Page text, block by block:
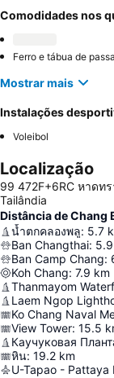
Comodidades nos
Ferro e tábua de
Mostrar mais
Instalações
Voleibol
Localização
99 472F+6RC หาดท
Tailândia
Distância de Chang
น้ำตกคลองพลู: 5.7
Ban Changthai: 5.9
Ban Camp Chang:
Koh Chang: 7.9 km
Thanmayom
Laem Ngop
Ko Chang Naval
View Tower: 15.5
Каучуковая
หิน: 19.2 km
U-Tapao - Pattaya